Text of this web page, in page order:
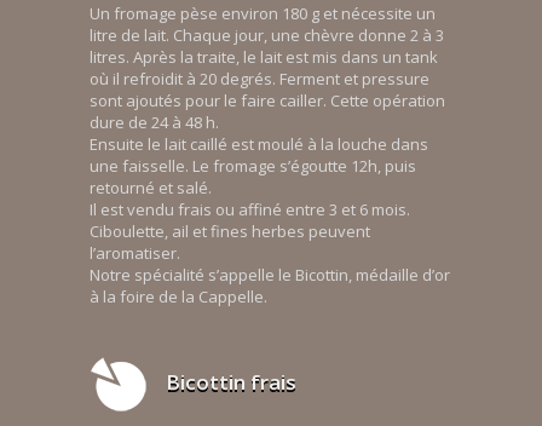
Un fromage pèse environ 180 g et nécessite un
litre de lait. Chaque jour, une chèvre donne 2 à 3
litres. Après la traite, le lait est mis dans un tank
où il refroidit à 20 degrés. Ferment et pressure
sont ajoutés pour le faire cailler. Cette opération
dure de 24 à 48 h.
Ensuite le lait caillé est moulé à la louche dans
une faisselle. Le fromage s’égoutte 12h, puis
retourné et salé.
Il est vendu frais ou affiné entre 3 et 6 mois.
Ciboulette, ail et fines herbes peuvent
l’aromatiser.
Notre spécialité s’appelle le Bicottin, médaille d’or
à la foire de la Cappelle.
Bicottin frais